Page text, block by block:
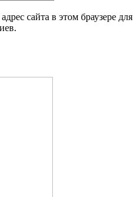
сайта в этом браузере для